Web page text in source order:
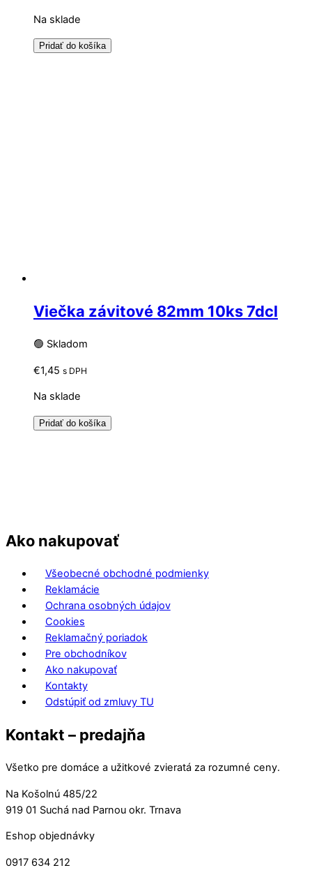
Na sklade
Pridať do košíka
Viečka závitové 82mm 10ks 7dcl
🟢 Skladom
€1,45 s DPH
Na sklade
Pridať do košíka
Ako nakupovať
Všeobecné obchodné podmienky
Reklamácie
Ochrana osobných údajov
Cookies
Reklamačný poriadok
Pre obchodníkov
Ako nakupovať
Kontakty
Odstúpiť od zmluvy TU
Kontakt – predajňa
Všetko pre domáce a užitkové zvieratá za rozumné ceny.
Na Košolnú 485/22
919 01 Suchá nad Parnou okr. Trnava
Eshop objednávky
0917 634 212